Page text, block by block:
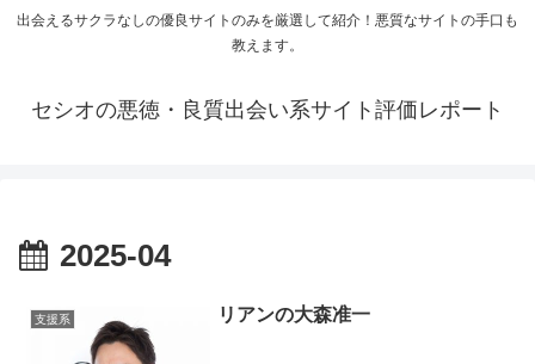
出会えるサクラなしの優良サイトのみを厳選して紹介！悪質なサイトの手口も
教えます。
セシオの悪徳・良質出会い系サイト評価レポート
2025-04
支援系 リアンの大森准一